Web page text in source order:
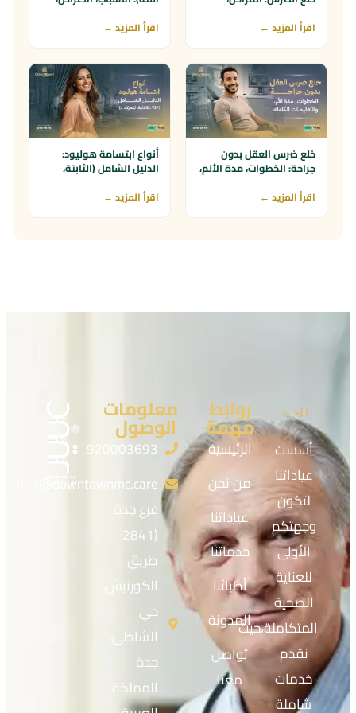
البيضاء
اقرأ المزيد ← اقرأ المزيد ←
خلع ضرس العقل بدون
جراحة: الخطوات، مدة الألم،
اقرأ المزيد ←
أنواع ابتسامة هوليود:
الدليل الشامل (الثابتة،
اقرأ المزيد ←
أسست
عياداتنا
لتكون
وجهتكم
الأولى
للعناية
الصحية
المتكاملة،حيث
نقدم
خدمات
شاملة
روابط
مهمة
الرئيسية
من نحن
عياداتنا
خدماتنا
أطبائنا
المدونة
تواصل
معنا
معلومات
الوصول
920003693
info@downtownmc.care
فرع جدة
(2841
طريق
الكورنيش،
حي
الشاطئ،
جدة
المملكة